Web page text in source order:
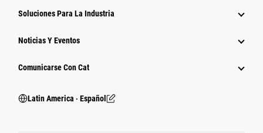
Soluciones Para La Industria
Noticias Y Eventos
Comunicarse Con Cat
Latin America ‧ Español